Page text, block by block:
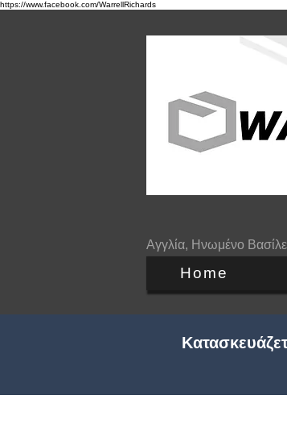
https://www.facebook.com/WarrellRichards
Αγγλία, Ηνωμένο
Home